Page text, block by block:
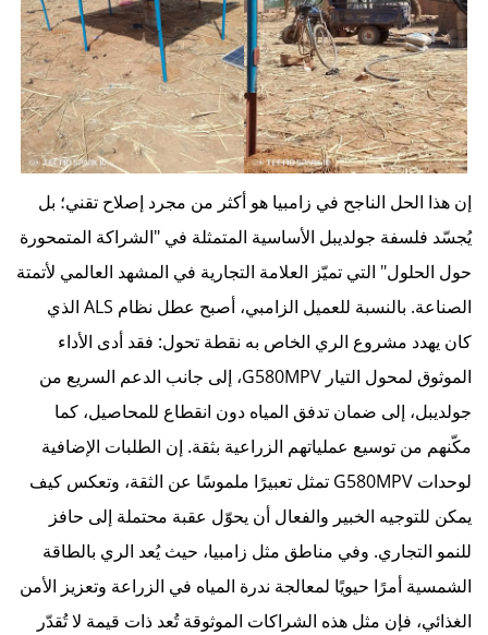
إن هذا الحل الناجح في زامبيا هو أكثر من مجرد إصلاح تقني؛ بل
يُجسّد فلسفة جولديبل الأساسية المتمثلة في "الشراكة المتمحورة
حول الحلول" التي تميّز العلامة التجارية في المشهد العالمي لأتمتة
الصناعة. بالنسبة للعميل الزامبي، أصبح عطل نظام ALS الذي
كان يهدد مشروع الري الخاص به نقطة تحول: فقد أدى الأداء
الموثوق لمحول التيار G580MPV، إلى جانب الدعم السريع من
جولديبل، إلى ضمان تدفق المياه دون انقطاع للمحاصيل، كما
مكّنهم من توسيع عملياتهم الزراعية بثقة. إن الطلبات الإضافية
لوحدات G580MPV تمثل تعبيرًا ملموسًا عن الثقة، وتعكس كيف
يمكن للتوجيه الخبير والفعال أن يحوّل عقبة محتملة إلى حافز
للنمو التجاري. وفي مناطق مثل زامبيا، حيث يُعد الري بالطاقة
الشمسية أمرًا حيويًا لمعالجة ندرة المياه في الزراعة وتعزيز الأمن
الغذائي، فإن مثل هذه الشراكات الموثوقة تُعد ذات قيمة لا تُقدّر